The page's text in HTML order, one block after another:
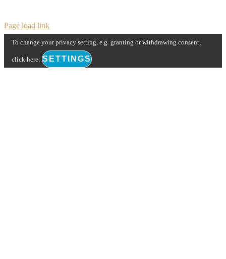
Page load link
To change your privacy setting, e.g. granting or withdrawing consent,
click here: SETTINGS